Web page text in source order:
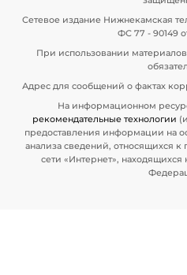
Сетевое издание Нижнекамская
ФС 77 - 90149
При использовании
Адрес для сообщений о фактах
На информационном
рекомендательные технологии
предоставления информации на
анализа сведений, относящихся к
сети «Интернет»,